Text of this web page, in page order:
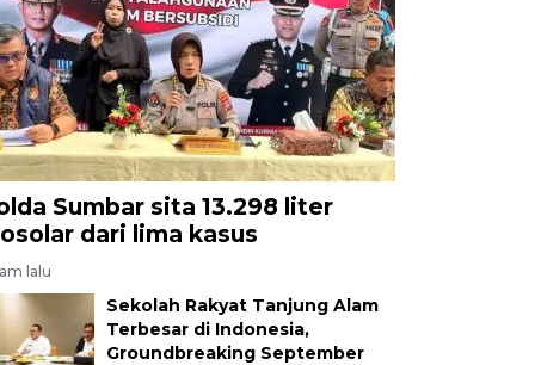
Sumbar sita 13.298 liter
dari lima kasus
lalu
Sekolah Rakyat Tanjung Alam
Terbesar di Indonesia,
Groundbreaking September